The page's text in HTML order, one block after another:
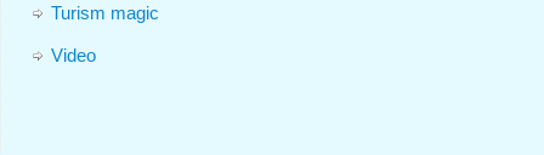
Turism magic
Video